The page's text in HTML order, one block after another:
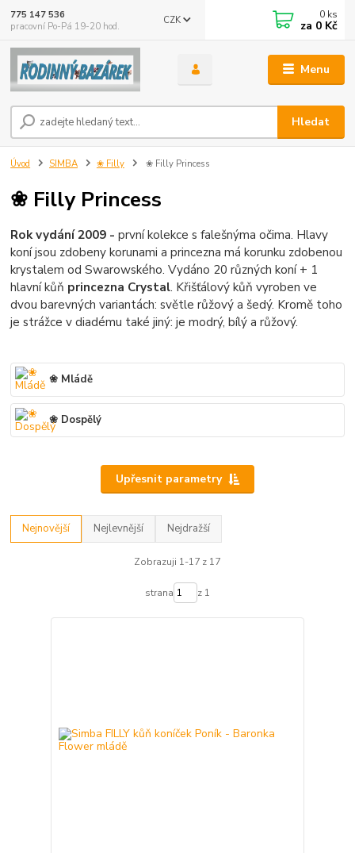
Menu
CZK
Hledat
775 147 536
pracovní Po-Pá 19-20 hod.
0 ks
za 0 Kč
Úvod SIMBA ❀ Filly ❀ Filly Princess
❀ Filly Princess
Rok vydání 2009 -první kolekce s falešnýma očima. Hlavy
koní jsou zdobeny korunami a princezna má korunku zdobenou
krystalem od Swarowského. Vydáno 20 různých koní + 1
hlavní kůň princezna Crystal. Křišťálový kůň vyroben ve
dvou barevných variantách: světle růžový a šedý. Kromě toho
je strážce v diadému také jiný: je modrý, bílý a růžový.
❀ Mládě
❀ Dospělý
Upřesnit parametry
Nejnovější Nejlevnější Nejdražší
Zobrazuji 1-17 z 17
strana z 1